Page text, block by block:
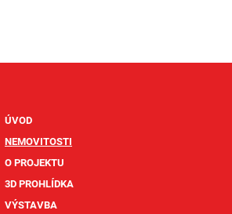
ÚVOD
NEMOVITOSTI
O PROJEKTU
3D PROHLÍDKA
VÝSTAVBA